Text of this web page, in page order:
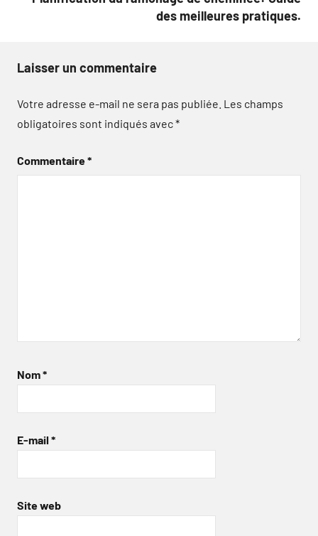
des meilleures pratiques.
Laisser un commentaire
Votre adresse e-mail ne sera pas publiée. Les champs
obligatoires sont indiqués avec*
Commentaire*
Nom*
E-mail *
Site web